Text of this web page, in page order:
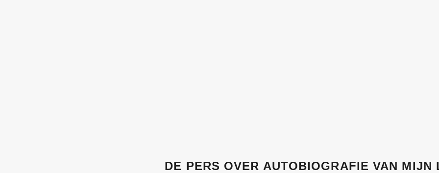
DE PERS OVER AUTOBIOGRAFIE VAN MIJN